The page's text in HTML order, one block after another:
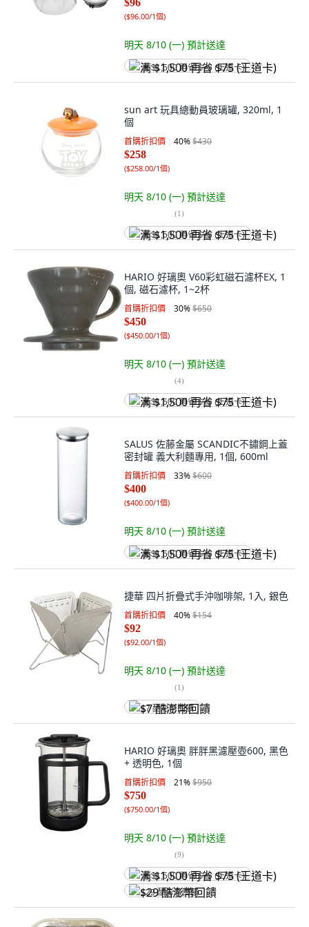
$96
($96.00/1個)
明天 8/10 (一) 預計送達
满 $1,500 再省 $75 (王道卡)
sun art 玩具總動員玻璃罐, 320ml, 1
個
首購折扣價 40%$430
$258
($258.00/1個)
明天 8/10 (一) 預計送達
(1)
满 $1,500 再省 $75 (王道卡)
HARIO 好璃奧 V60彩虹磁石濾杯EX, 1
個, 磁石濾杯, 1~2杯
首購折扣價 30%$650
$450
($450.00/1個)
明天 8/10 (一) 預計送達
(4)
满 $1,500 再省 $75 (王道卡)
SALUS 佐藤金屬 SCANDIC不鏽鋼上蓋
密封罐 義大利麵專用, 1個, 600ml
首購折扣價 33%$600
$400
($400.00/1個)
明天 8/10 (一) 預計送達
满 $1,500 再省 $75 (王道卡)
捷華 四片折疊式手沖咖啡架, 1入, 銀色
首購折扣價 40%$154
$92
($92.00/1個)
明天 8/10 (一) 預計送達
(1)
$7 酷澎幣回饋
HARIO 好璃奧 胖胖黑濾壓壺600, 黑色
+ 透明色, 1個
首購折扣價 21%$950
$750
($750.00/1個)
明天 8/10 (一) 預計送達
(9)
满 $1,500 再省 $75 (王道卡)
$29 酷澎幣回饋